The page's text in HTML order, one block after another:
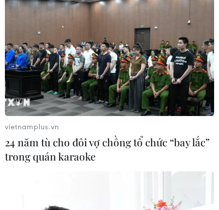
vietnamplus.vn
24 năm tù cho đôi vợ chồng tổ chức “bay lắc”
trong quán karaoke